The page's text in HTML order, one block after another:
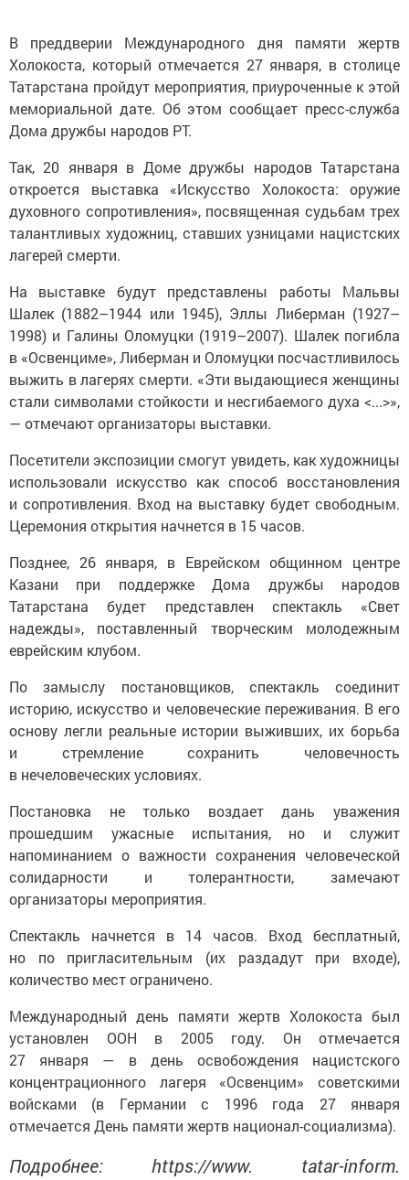
В преддверии Международного дня памяти жертв
Холокоста, который отмечается 27 января, в столице
Татарстана пройдут мероприятия, приуроченные к этой
мемориальной дате. Об этом сообщает пресс-служба
Дома дружбы народов РТ.
Так, 20 января в Доме дружбы народов Татарстана
откроется выставка «Искусство Холокоста: оружие
духовного сопротивления», посвященная судьбам трех
талантливых художниц, ставших узницами нацистских
лагерей смерти.
На выставке будут представлены работы Мальвы
Шалек (1882–1944 или 1945), Эллы Либерман (1927–
1998) и Галины Оломуцки (1919–2007). Шалек погибла
в «Освенциме», Либерман и Оломуцки посчастливилось
выжить в лагерях смерти. «Эти выдающиеся женщины
стали символами стойкости и несгибаемого духа <...>»,
— отмечают организаторы выставки.
Посетители экспозиции смогут увидеть, как художницы
использовали искусство как способ восстановления
и сопротивления. Вход на выставку будет свободным.
Церемония открытия начнется в 15 часов.
Позднее, 26 января, в Еврейском общинном центре
Казани при поддержке Дома дружбы народов
Татарстана будет представлен спектакль «Свет
надежды», поставленный творческим молодежным
еврейским клубом.
По замыслу постановщиков, спектакль соединит
историю, искусство и человеческие переживания. В его
основу легли реальные истории выживших, их борьба
и стремление сохранить человечность
в нечеловеческих условиях.
Постановка не только воздает дань уважения
прошедшим ужасные испытания, но и служит
напоминанием о важности сохранения человеческой
солидарности и толерантности, замечают
организаторы мероприятия.
Спектакль начнется в 14 часов. Вход бесплатный,
но по пригласительным (их раздадут при входе),
количество мест ограничено.
Международный день памяти жертв Холокоста был
установлен ООН в 2005 году. Он отмечается
27 января — в день освобождения нацистского
концентрационного лагеря «Освенцим» советскими
войсками (в Германии с 1996 года 27 января
отмечается День памяти жертв национал-социализма).
Подробнее: https://www. tatar-inform.